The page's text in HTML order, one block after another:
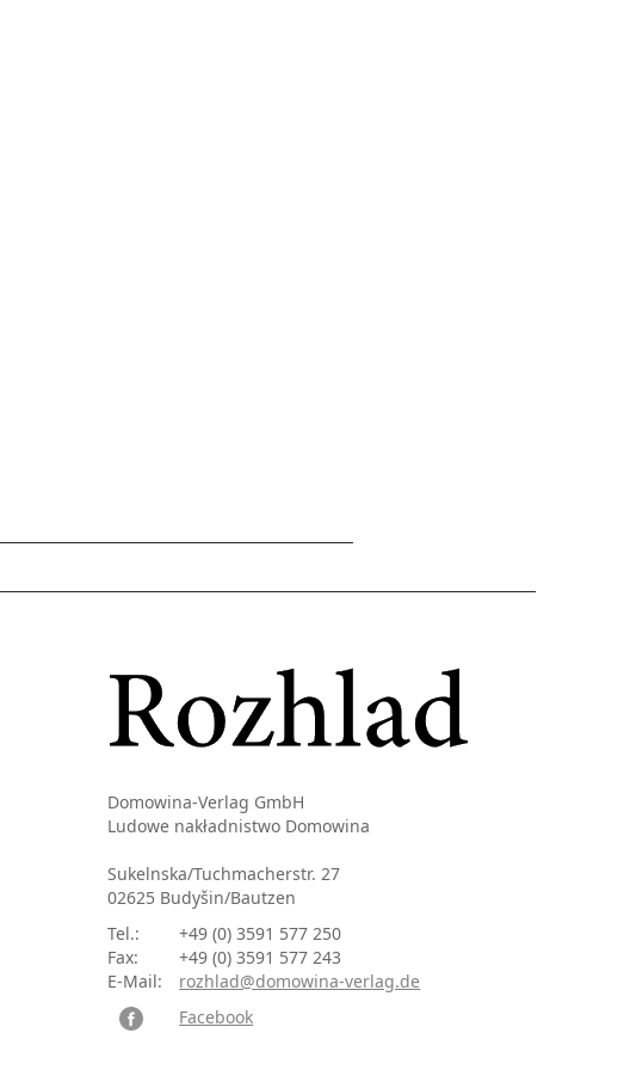
Domowina-Verlag GmbH
Ludowe nakładnistwo Domowina
Sukelnska/Tuchmacherstr. 27
02625 Budyšin/Bautzen
Tel.:
+49 (0) 3591 577 250
Fax:
+49 (0) 3591 577 243
E-Mail:
rozhlad@domowina-verlag.de
Facebook